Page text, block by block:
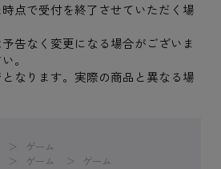
点で受付を終了させていただく場
告なく変更になる場合がございま
。
なります。実際の商品と異なる場
ゲーム
ゲーム ゲーム